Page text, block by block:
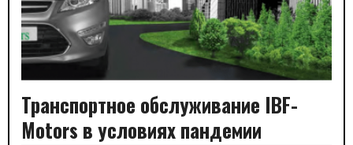
Транспортное обслуживание IBF-
Motors в условиях пандемии